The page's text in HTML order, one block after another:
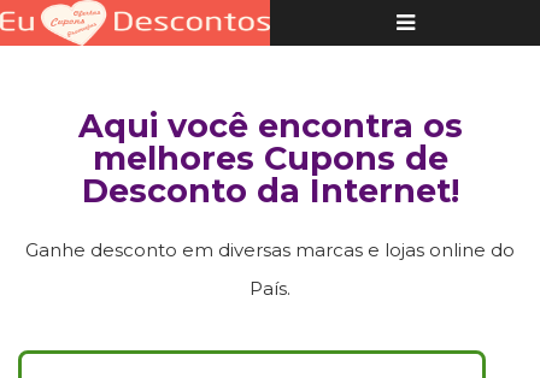
Toggle
navigation
Aqui você encontra os
melhores Cupons de
Desconto da Internet!
Ganhe desconto em diversas marcas e lojas online do
País.